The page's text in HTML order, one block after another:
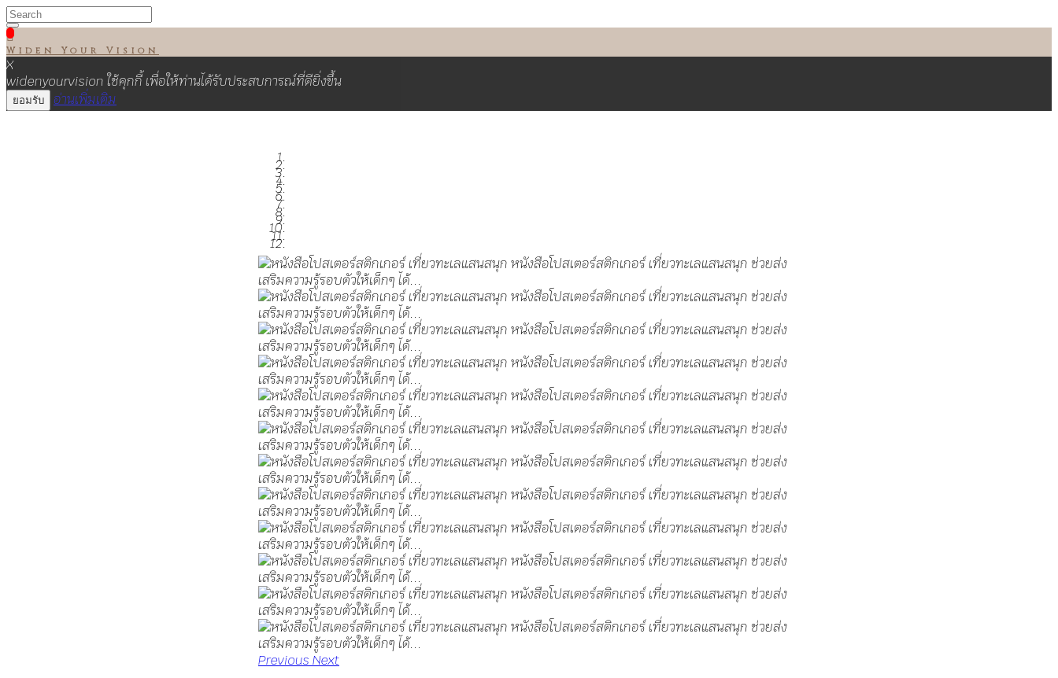

Widen Your Vision
X
widenyourvision ใช้คุกกี้ เพื่อให้ท่านได้รับประสบการณ์ที่ดียิ่งขึ้น
ยอมรับ อ่านเพิ่มเติม
Previous Next